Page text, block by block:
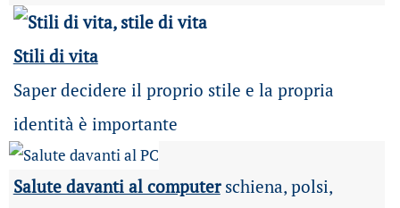
Stili di vita
Saper decidere il proprio stile e la propria
identità è importante
Salute davanti al computerschiena, polsi,